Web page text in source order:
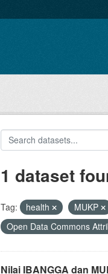
1 dataset
Tag: health MUKP
Open Data Commons
Nilai IBANGGA dan